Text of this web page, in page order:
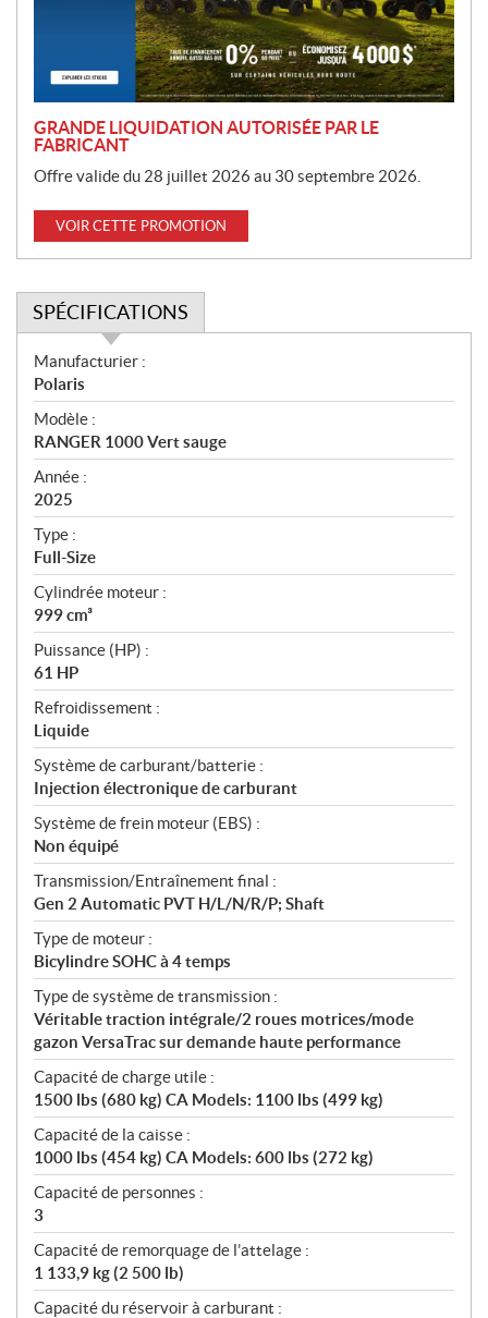
GRANDE LIQUIDATION AUTORISÉE PAR LE
FABRICANT
Offre valide du 28 juillet 2026 au 30 septembre 2026.
VOIR CETTE PROMOTION
SPÉCIFICATIONS
S
p
é
c
i
f
i
c
a
t
i
o
n
s
Manufacturier :
Polaris
Modèle :
RANGER 1000 Vert sauge
Année :
2025
Type :
Full-Size
Cylindrée moteur :
999 cm³
Puissance (HP) :
61 HP
Refroidissement :
Liquide
Système de carburant/batterie :
Injection électronique de carburant
Système de frein moteur (EBS) :
Non équipé
Transmission/Entraînement final :
Gen 2 Automatic PVT H/L/N/R/P; Shaft
Type de moteur :
Bicylindre SOHC à 4 temps
Type de système de transmission :
Véritable traction intégrale/2 roues motrices/mode
gazon VersaTrac sur demande haute performance
Capacité de charge utile :
1500 lbs (680 kg) CA Models: 1100 lbs (499 kg)
Capacité de la caisse :
1000 lbs (454 kg) CA Models: 600 lbs (272 kg)
Capacité de personnes :
3
Capacité de remorquage de l’attelage :
1 133,9 kg (2 500 lb)
Capacité du réservoir à carburant :